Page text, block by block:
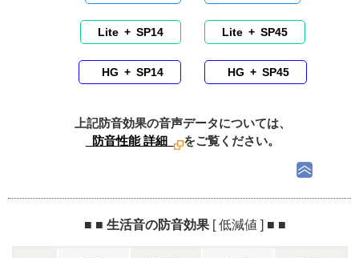
Lite + SP14 Lite + SP45
HG + SP14 HG + SP45
上記防音効果の音声データについては、
防音性能 詳細
をご覧ください。
■ ■ 生活音の防音効果 [ 低減値 ] ■ ■